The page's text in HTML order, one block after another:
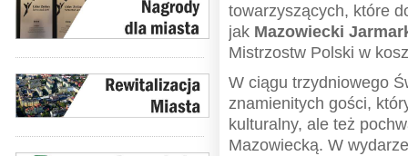
towarzyszących, które
jak Mazowiecki
Mistrzostw Polski w
W ciągu trzydniowego
znamienitych gości,
kulturalny, ale też
Mazowiecką. W